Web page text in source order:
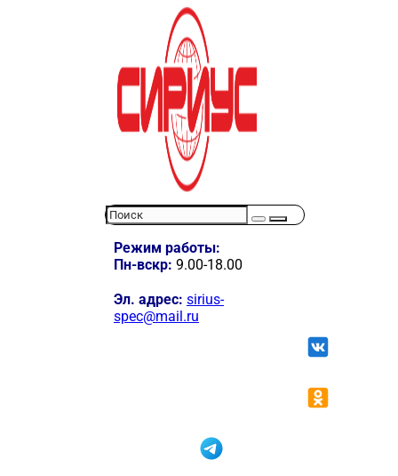
Режим работы:
Пн-вскр: 9.00-18.00
Эл. адрес: sirius-
spec@mail.ru